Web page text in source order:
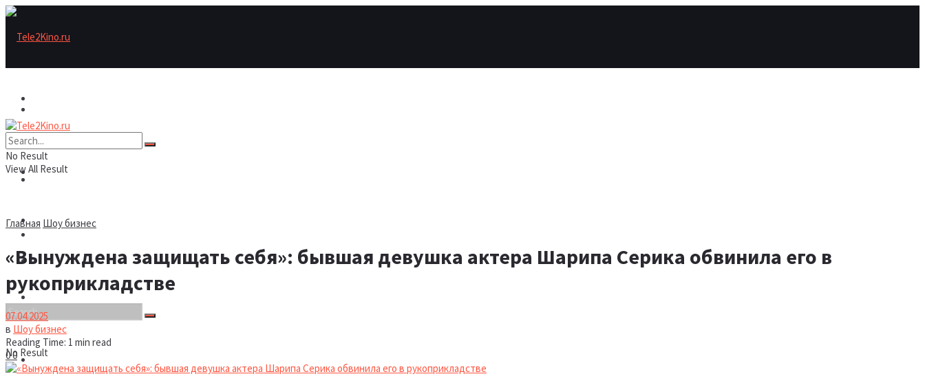
Рецензии/трейлеры
Шоу бизнес
Новости
Рецензии/трейлеры
Шоу бизнес
Новости
No Result
No Result
View All Result
Главная Шоу бизнес
«Вынуждена защищать себя»: бывшая девушка актера Шарипа Серика обвинила его в
рукоприкладстве
07.04.2025
в Шоу бизнес
Reading Time: 1 min read
00